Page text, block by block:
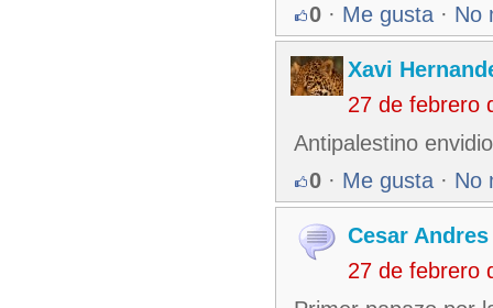
0 · Me gusta · No
Xavi
27 de febrero
Antipalestino
0 · Me gusta · No
Cesar
27 de febrero